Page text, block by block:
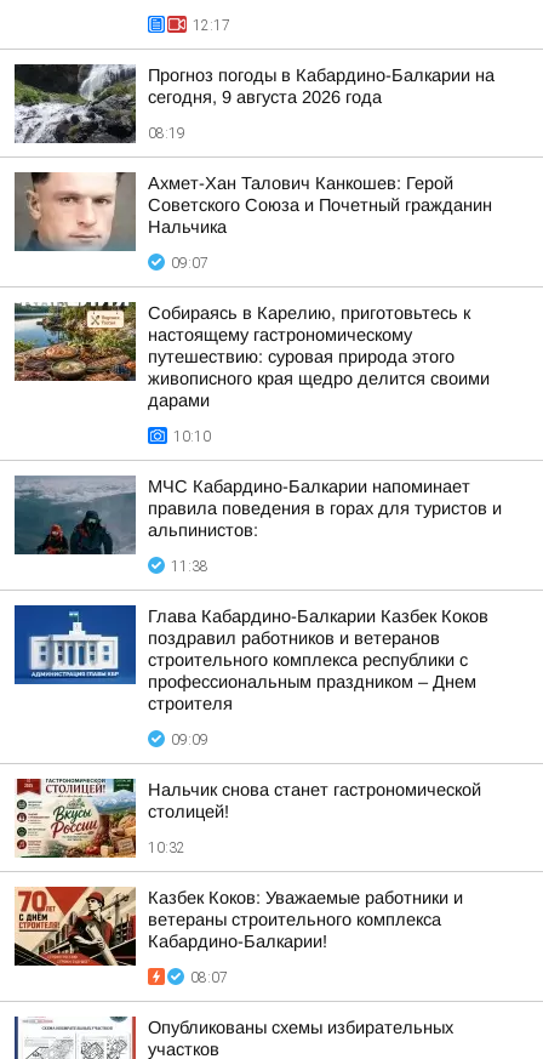
12:17
Прогноз погоды в Кабардино-Балкарии на
сегодня, 9 августа 2026 года
08:19
Ахмет-Хан Талович Канкошев: Герой
Советского Союза и Почетный гражданин
Нальчика
09:07
Собираясь в Карелию, приготовьтесь к
настоящему гастрономическому
путешествию: суровая природа этого
живописного края щедро делится своими
дарами
10:10
МЧС Кабардино-Балкарии напоминает
правила поведения в горах для туристов и
альпинистов:
11:38
Глава Кабардино-Балкарии Казбек Коков
поздравил работников и ветеранов
строительного комплекса республики с
профессиональным праздником – Днем
строителя
09:09
Нальчик снова станет гастрономической
столицей!
10:32
Казбек Коков: Уважаемые работники и
ветераны строительного комплекса
Кабардино-Балкарии!
08:07
Опубликованы схемы избирательных
участков